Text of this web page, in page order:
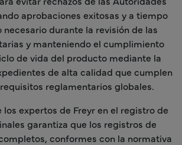
aprobaciones exitosas y a tiempo
durante la revisión de las
y manteniendo el cumplimiento
de vida del producto mediante la
de alta calidad que cumplen
reglamentarios globales.
los expertos de Freyr en el registro de
garantiza que los registros de
conformes con la normativa